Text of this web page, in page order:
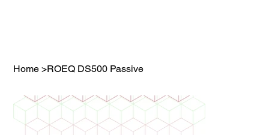
Home >ROEQ DS500 Passive